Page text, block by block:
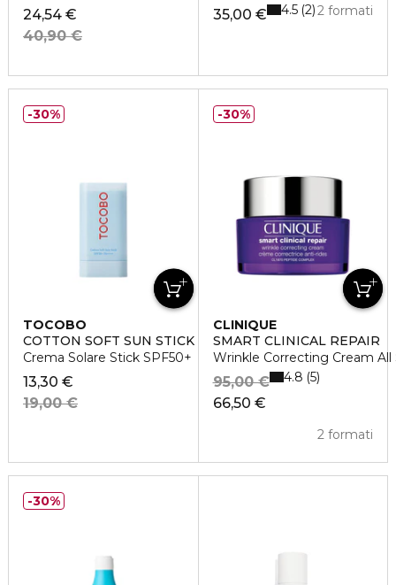
24,54 €
40,90 €
35,00 € 2 formati
4.5 2
TOCOBO
COTTON SOFT SUN STICK SPF50+
Crema Solare Stick SPF50+
13,30 €
19,00 €
30%
CLINIQUE
SMART CLINICAL REPAIR
Wrinkle Correcting Cream All
66,50 €
95,00 €
2 formati
4.8 5
30%
30%